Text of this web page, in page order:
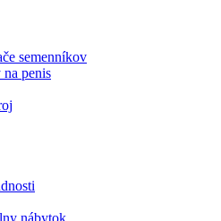
semenníkov
penis